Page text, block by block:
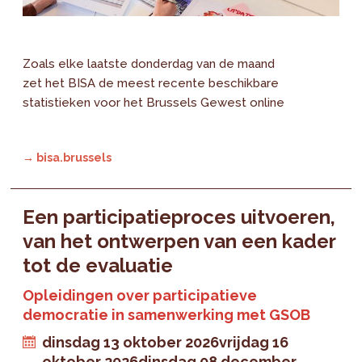
Zoals elke laatste donderdag van de maand
zet het BISA de meest recente beschikbare
statistieken voor het Brussels Gewest online
→ bisa.brussels
Een participatieproces uitvoeren,
van het ontwerpen van een kader
tot de evaluatie
Opleidingen over participatieve
democratie in samenwerking met GSOB
dinsdag 13 oktober 2026vrijdag 16